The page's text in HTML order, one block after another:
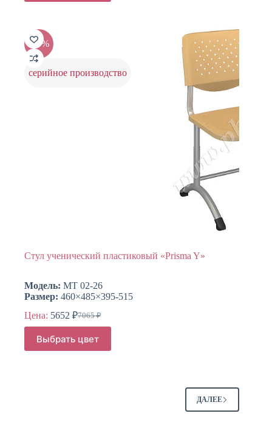
7065 ₽.
имеет
Опции
можно
выбрать
на
странице
-20%
серийное производство
Стул ученический пластиковый «Prisma Y»
Модель: МТ 02-26
Размер: 460×485×395-515
Цена:
7065₽
Первоначальная
составляла
7065 ₽.
5652 ₽Текущая
5652 ₽.
Выбрать цвет
Этот
товар
имеет
ДАЛЕЕ